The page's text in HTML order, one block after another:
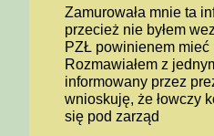
Zamurowała mnie ta
przecież nie byłem
PZŁ powinienem
Rozmawiałem z
informowany przez
wnioskuję, że łowczy
się pod zarząd